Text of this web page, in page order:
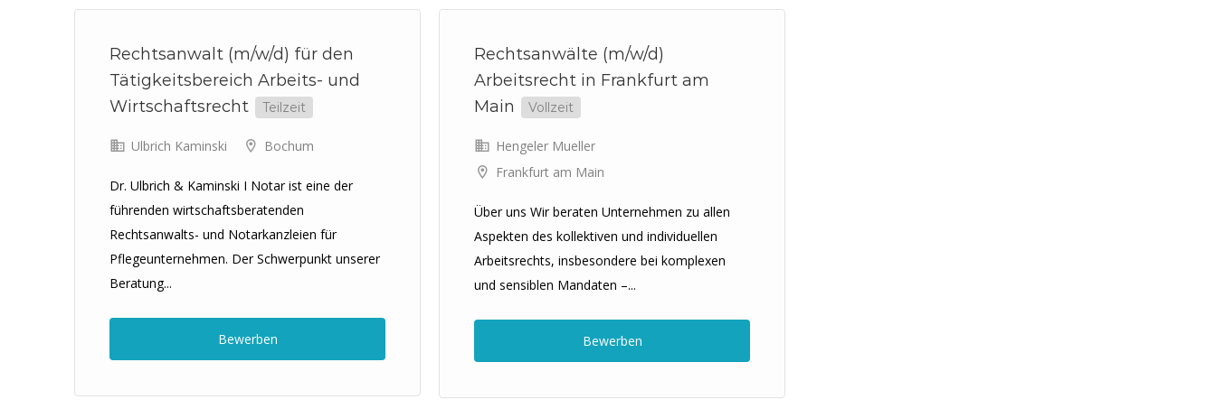
Rechtsanwalt (m/w/d) für den
Tätigkeitsbereich Arbeits- und
Wirtschaftsrecht
Teilzeit
Ulbrich Kaminski Bochum
Dr. Ulbrich & Kaminski I Notar ist eine der
führenden wirtschaftsberatenden
Rechtsanwalts- und Notarkanzleien für
Pflegeunternehmen. Der Schwerpunkt unserer
Beratung...
Bewerben
Rechtsanwälte (m/w/d)
Arbeitsrecht in Frankfurt am
Main
Vollzeit
Hengeler Mueller
Frankfurt am Main
Über uns Wir beraten Unternehmen zu allen
Aspekten des kollektiven und individuellen
Arbeitsrechts, insbesondere bei komplexen
und sensiblen Mandaten –...
Bewerben